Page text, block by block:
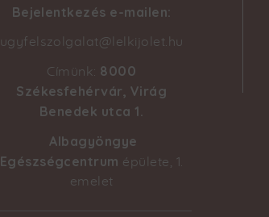
Bejelentkezés e-mailen:
ugyfelszolgalat@lelkijolet.hu
Címünk: 8000
Székesfehérvár, Virág
Benedek utca 1
Albagyöngye
Egészségcentrum épülete, 1.
emelet